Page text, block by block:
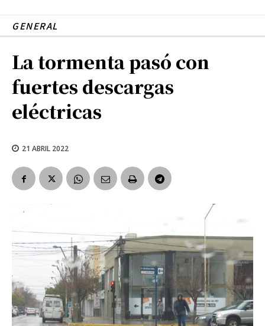
GENERAL
La tormenta pasó con
fuertes descargas
eléctricas
21 ABRIL 2022